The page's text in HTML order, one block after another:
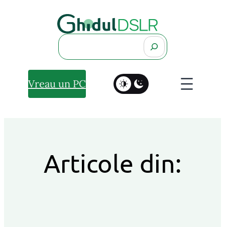
Search
Vreau un PC
Articole din: